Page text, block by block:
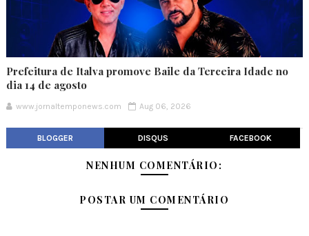
Prefeitura de Italva promove Baile da Terceira Idade no
dia 14 de agosto
www.jornaltemponews.com Aug 06, 2026
BLOGGER DISQUS FACEBOOK
NENHUM COMENTÁRIO:
POSTAR UM COMENTÁRIO